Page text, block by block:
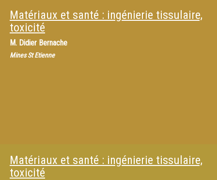
Matériaux et santé : ingénierie tissulaire,
toxicité
M. Didier Bernache
Mines St Etienne
Matériaux et santé : ingénierie tissulaire,
toxicité